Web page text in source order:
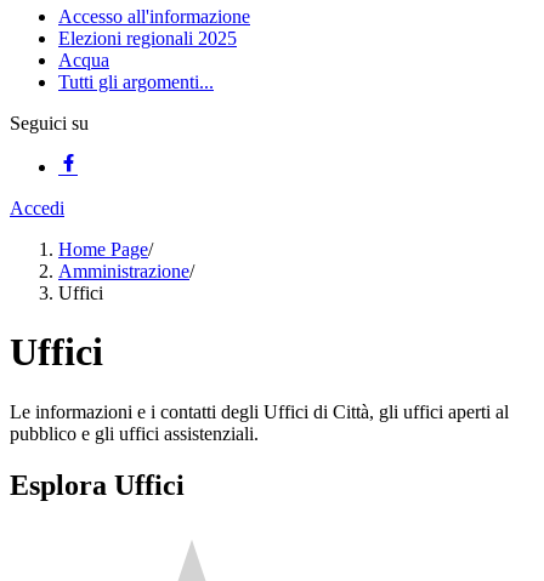
Accesso all'informazione
Elezioni regionali 2025
Acqua
Tutti gli argomenti...
Seguici su
Accedi
Home Page/
Amministrazione/
Uffici
Uffici
Le informazioni e i contatti degli Uffici di Città, gli uffici aperti al
pubblico e gli uffici assistenziali.
Esplora Uffici